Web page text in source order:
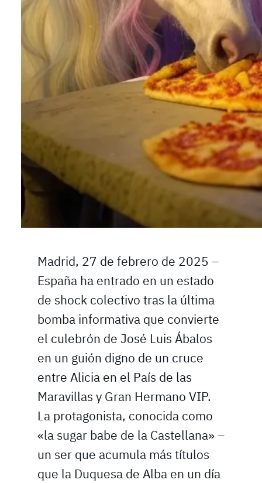
Madrid, 27 de febrero de 2025 –
España ha entrado en un estado
de shock colectivo tras la última
bomba informativa que convierte
el culebrón de José Luis Ábalos
en un guión digno de un cruce
entre Alicia en el País de las
Maravillas y Gran Hermano VIP.
La protagonista, conocida como
«la sugar babe de la Castellana» –
un ser que acumula más títulos
que la Duquesa de Alba en un día